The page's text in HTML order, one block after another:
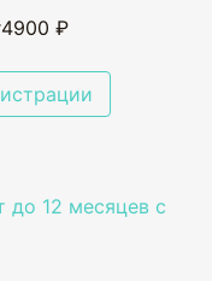
4900 ₽
до 12 месяцев с